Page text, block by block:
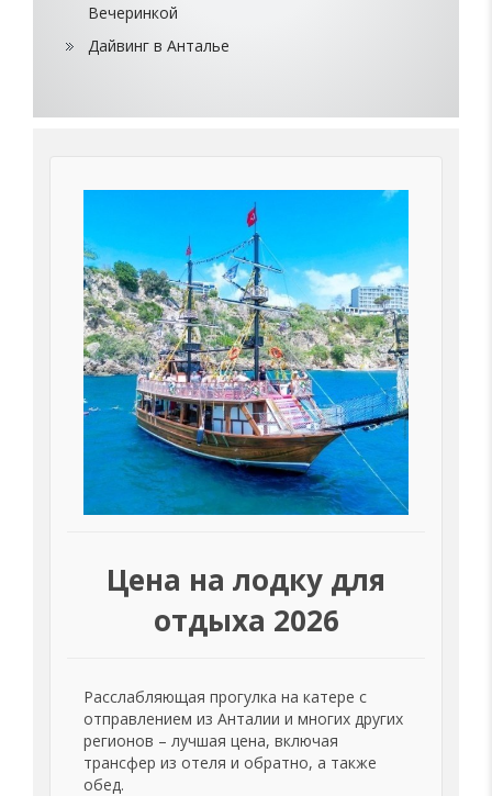
Вечеринкой
Дайвинг в Анталье
Цена на лодку для
отдыха 2026
Расслабляющая прогулка на катере с
отправлением из Анталии и многих других
регионов – лучшая цена, включая
трансфер из отеля и обратно, а также
обед.